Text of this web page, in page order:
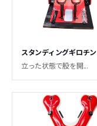
スタンディングギロチン
立った状態で股を開...